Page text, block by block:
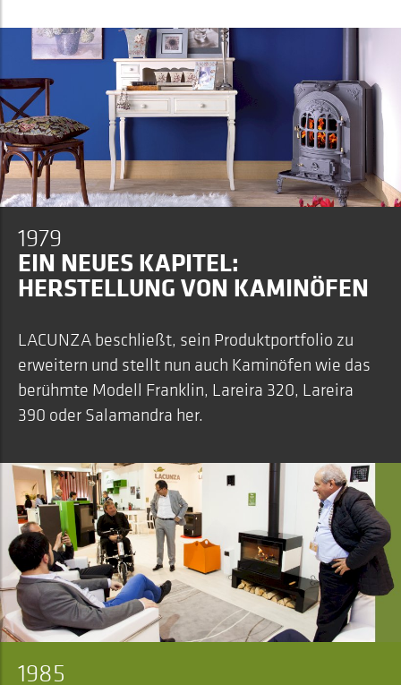
1979
EIN NEUES KAPITEL:
HERSTELLUNG VON KAMINÖFEN
LACUNZA beschließt, sein Produktportfolio zu
erweitern und stellt nun auch Kaminöfen wie das
berühmte Modell Franklin, Lareira 320, Lareira
390 oder Salamandra her.
1985